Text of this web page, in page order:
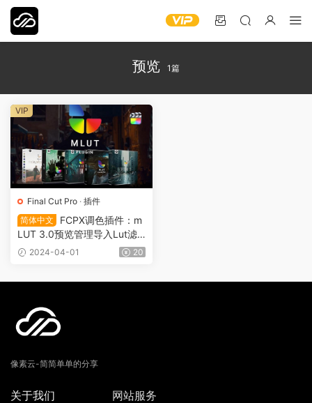
预览 1篇
Final Cut Pro · 插件
简体中文
FCPX调色插件：m
LUT 3.0预览管理导入Lut滤
镜调整图层支持批量调色 VFX
2024-04-01 20
VIP
像素云-简简单单的分享
关于我们 网站服务